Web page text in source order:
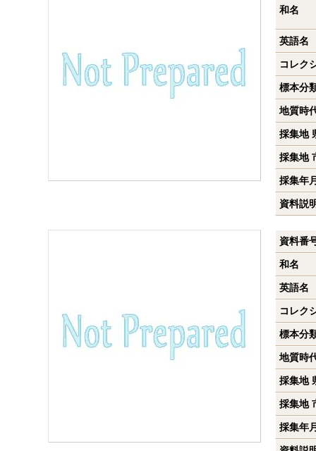
和名
英語名
コレク
標本分
地質時
採集地
採集地
採集年
資料説
資料番
和名
英語名
コレク
標本分
地質時
採集地
採集地
採集年